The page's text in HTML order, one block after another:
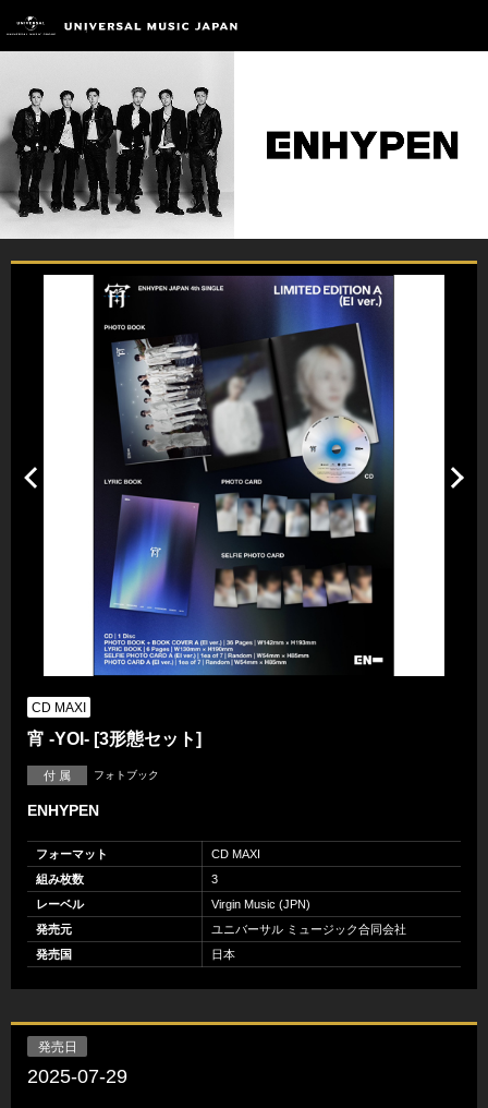
CD MAXI
宵 -YOI- [3形態セット]
付 属 フォトブック
ENHYPEN
フォーマット
CD MAXI
組み枚数
3
レーベル
Virgin Music (JPN)
発売元
ユニバーサル ミュージック合同会社
発売国
日本
発売日
2025-07-29